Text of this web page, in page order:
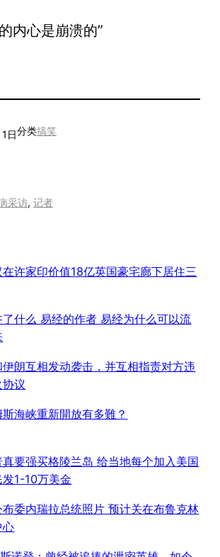
内心是崩溃的”
日分类搞笑
采访, 记者
在许家印价值18亿英国豪宅廊下居住三
了什么 易经的作者 易经为什么可以流
伊朗互相发动袭击，并互相指责对方违
协议
海峡重新開放有多難？
真要强买格陵兰岛 给当地每个加入美国
发1-10万美金
布委内瑞拉总统照片 预计关在布鲁克林
心